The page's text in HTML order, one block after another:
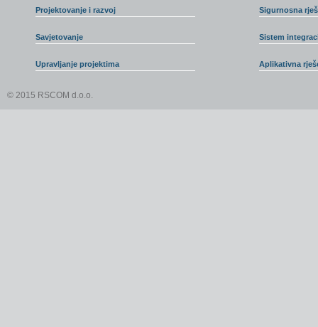
Projektovanje i razvoj
Savjetovanje
Upravljanje projektima
Sigurnosna
Sistem
Aplikativna
© 2015 RSCOM d.o.o.